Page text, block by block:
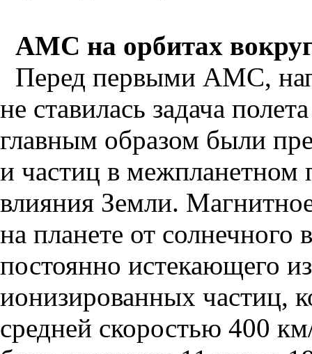
АМС на орбитах
Перед первыми АМС,
не ставилась задача
главным образом были
и частиц в межпланетном
влияния Земли.
на планете от солнечного
постоянно истекающего
ионизированных частиц,
средней скоростью 400